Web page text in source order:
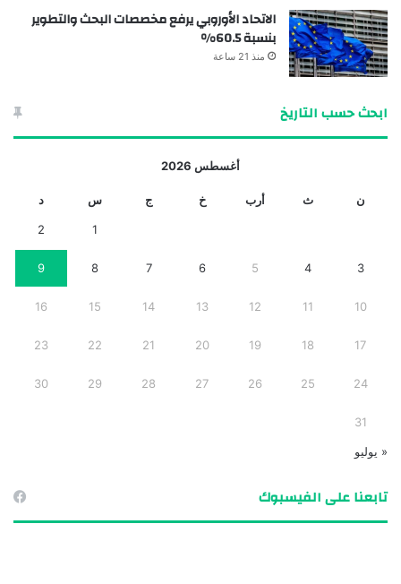
الاتحاد الأوروبي يرفع مخصصات البحث والتطوير
بنسبة 60.5%
منذ 21 ساعة
ابحث حسب التاريخ
أغسطس 2026
ن ث أرب خ ج س د
1
2
3
4
5
6
7
8
9
10
11
12
13
14
15
16
17
18
19
20
21
22
23
24
25
26
27
28
29
30
31
« يوليو
تابعنا على الفيسبوك